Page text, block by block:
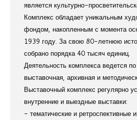
является культурно-
Комплекс обладает уникальным
фондом, накопленным с момента
1939 году. За свою 80-летнюю
собрано порядка 40 тысяч единиц.
Деятельность комплекса ведется
выставочная, архивная и
Выставочный комплекс регулярно
внутренние и выездные выставки:
- тематические и ретроспективные